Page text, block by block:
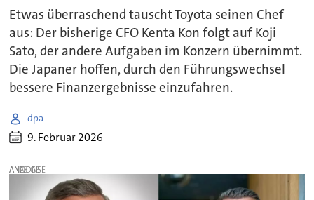
Etwas überraschend tauscht Toyota seinen Chef
aus: Der bisherige CFO Kenta Kon folgt auf Koji
Sato, der andere Aufgaben im Konzern übernimmt.
Die Japaner hoffen, durch den Führungswechsel
bessere Finanzergebnisse einzufahren.
dpa
9. Februar 2026
ANZEIGE